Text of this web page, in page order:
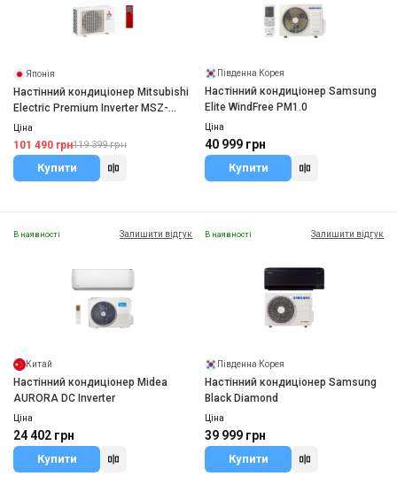
Японія
Настінний кондиціонер Mitsubishi
Electric Premium Inverter MSZ-
LN35VG2R/MUZ-LN35VG2
Ціна
101 490 грн119 399 грн
Купити
Південна Корея
Настінний кондиціонер Samsung
Elite WindFree PM1.0
Ціна
40 999 грн
Купити
В наявності Залишити відгук
Китай
Настінний кондиціонер Midea
AURORA DC Inverter
Ціна
24 402 грн
Купити
В наявності Залишити відгук
Південна Корея
Настінний кондиціонер Samsung
Black Diamond
Ціна
39 999 грн
Купити